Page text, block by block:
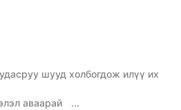
шууд холбогдож илүү их
аваарай ...